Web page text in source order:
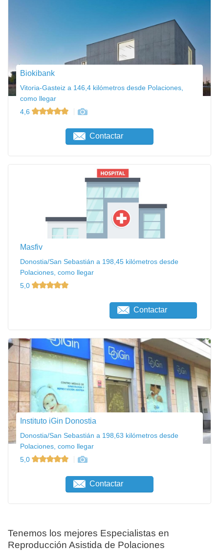
Biokibank
Vitoria-Gasteiz a 146,4 kilómetros desde Polaciones,
como llegar
4,6
Contactar
Masfiv
Donostia/San Sebastián a 198,45 kilómetros desde
Polaciones, como llegar
5,0
Contactar
Instituto iGin Donostia
Donostia/San Sebastián a 198,63 kilómetros desde
Polaciones, como llegar
5,0
Contactar
Tenemos los mejores Especialistas en
Reproducción Asistida de Polaciones